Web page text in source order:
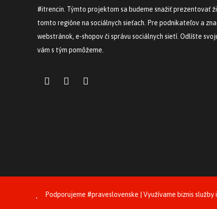
#itrencin. Týmto projektom sa budeme snažiť prezentovať
tomto regióne na sociálnych sieťach. Pre podnikateľov a
webstránok, e-shopov či správu sociálnych sietí. Odlíšte
vám s tým pomôžeme.
Podporujeme #praveslovenske | Využívame biznis služby